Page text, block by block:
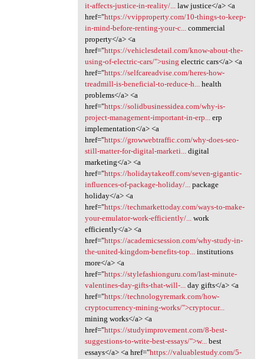
it-affects-justice-in-reality/...
law justice</a> <a
href="https://vvipproperty.com/10-things-to-keep-
in-mind-before-renting-your-c...
commercial
property</a> <a
href="https://vehiclesdetail.com/know-about-the-
using-of-electric-cars/">using electric cars</a> <a
href="https://selfcareadvise.com/heres-how-
treadmill-is-beneficial-to-reduce-h...
health
problems</a> <a
href="https://solidbusinessidea.com/why-is-
project-management-important-in-erp...
erp
implementation</a> <a
href="https://growwebtraffic.com/why-does-seo-
still-matter-for-digital-marketi...
digital
marketing</a> <a
href="https://holidaytakeoff.com/seven-gigantic-
influences-of-package-holiday/...
package
holiday</a> <a
href="https://techmarkettoday.com/ways-to-make-
your-emulator-work-efficiently/...
work
efficiently</a> <a
href="https://academicsession.com/why-study-in-
the-united-kingdom-benefits-top...
institutions
more</a> <a
href="https://stylefashionguru.com/last-minute-
valentines-day-gifts-that-will-...
day gifts</a> <a
href="https://technologyremark.com/how-
cryptocurrency-mining-works/">cryptocur...
mining works</a> <a
href="https://studyimprovement.com/8-best-
suggestions-to-write-best-essays/">w...
best
essays</a> <a href="https://valuablestudy.com/5-